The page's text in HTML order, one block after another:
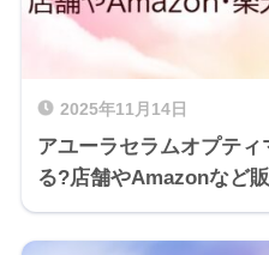
2025年11月14日
アユーラセラムオプテ
る?店舗やAmazonなど